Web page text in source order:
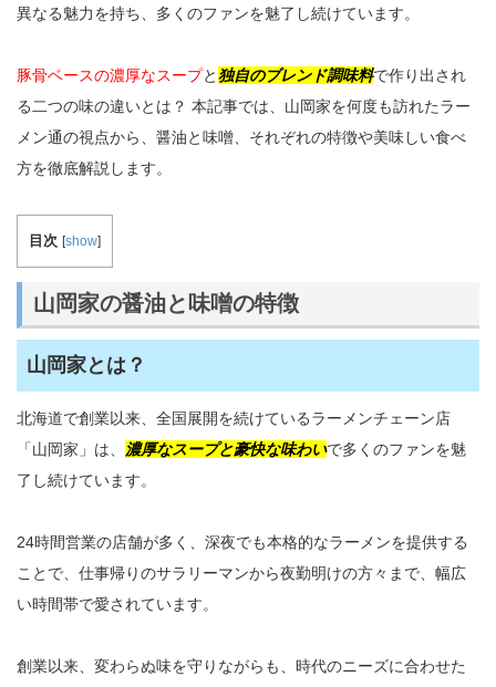
異なる魅力を持ち、多くのファンを魅了し続けています。
豚骨ベースの濃厚なスープと独自のブレンド調味料で作り出され
る二つの味の違いとは？ 本記事では、山岡家を何度も訪れたラー
メン通の視点から、醤油と味噌、それぞれの特徴や美味しい食べ
方を徹底解説します。
目次 [show]
山岡家の醤油と味噌の特徴
山岡家とは？
北海道で創業以来、全国展開を続けているラーメンチェーン店
「山岡家」は、 濃厚なスープと豪快な味わいで多くのファンを魅
了し続けています。
24時間営業の店舗が多く、深夜でも本格的なラーメンを提供する
ことで、仕事帰りのサラリーマンから夜勤明けの方々まで、幅広
い時間帯で愛されています。
創業以来、変わらぬ味を守りながらも、時代のニーズに合わせた